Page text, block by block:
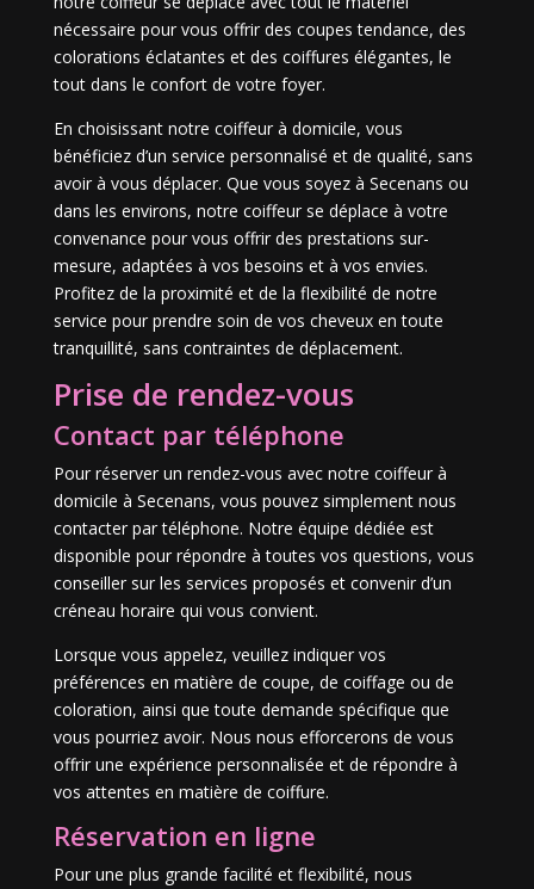
nécessaire pour vous offrir des coupes tendance, des
colorations éclatantes et des coiffures élégantes, le
tout dans le confort de votre foyer.
En choisissant notre coiffeur à domicile, vous
bénéficiez d’un service personnalisé et de qualité, sans
avoir à vous déplacer. Que vous soyez à Secenans ou
dans les environs, notre coiffeur se déplace à votre
convenance pour vous offrir des prestations sur-
mesure, adaptées à vos besoins et à vos envies.
Profitez de la proximité et de la flexibilité de notre
service pour prendre soin de vos cheveux en toute
tranquillité, sans contraintes de déplacement.
Prise de rendez-vous
Contact par téléphone
Pour réserver un rendez-vous avec notre coiffeur à
domicile à Secenans, vous pouvez simplement nous
contacter par téléphone. Notre équipe dédiée est
disponible pour répondre à toutes vos questions, vous
conseiller sur les services proposés et convenir d’un
créneau horaire qui vous convient.
Lorsque vous appelez, veuillez indiquer vos
préférences en matière de coupe, de coiffage ou de
coloration, ainsi que toute demande spécifique que
vous pourriez avoir. Nous nous efforcerons de vous
offrir une expérience personnalisée et de répondre à
vos attentes en matière de coiffure.
Réservation en ligne
Pour une plus grande facilité et flexibilité, nous